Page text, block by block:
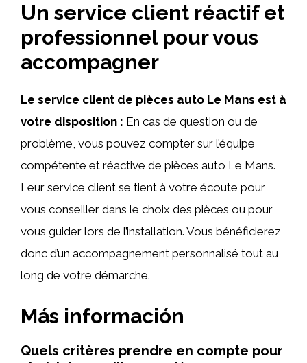
Un service client réactif et
professionnel pour vous
accompagner
Le service client de pièces auto Le Mans est à
votre disposition : En cas de question ou de
problème, vous pouvez compter sur l’équipe
compétente et réactive de pièces auto Le Mans.
Leur service client se tient à votre écoute pour
vous conseiller dans le choix des pièces ou pour
vous guider lors de l’installation. Vous bénéficierez
donc d’un accompagnement personnalisé tout au
long de votre démarche.
Más información
Quels critères prendre en compte pour